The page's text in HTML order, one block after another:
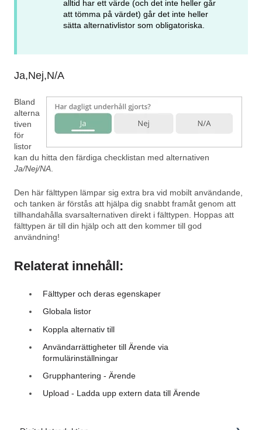
alltid har ett värde (och det inte heller går
att tömma på värdet) går det inte heller
sätta alternativlistor som obligatoriska.
Ja,Nej,N/A
Bland
alterna
tiven
för
listor
kan du hitta den färdiga checklistan med alternativen
Ja/Nej/NA
Den här fälttypen lämpar sig extra bra vid mobilt användande,
och tanken är förstås att hjälpa dig snabbt framåt genom att
tillhandahålla svarsalternativen direkt i fälttypen. Hoppas att
fälttypen är till din hjälp och att den kommer till god
användning!
Relaterat innehåll:
Fälttyper och deras egenskaper
Globala listor
Koppla alternativ till
Användarrättigheter till Ärende via
formulärinställningar
Grupphantering - Ärende
Upload - Ladda upp extern data till Ärende